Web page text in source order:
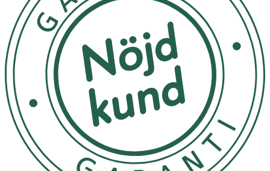
Ingredienser:
Glycerin, Sucrose, Brassica Campestris (Rapeseed) Seed
Oil, Silica, Aqua, Helianthus Annuus (Sunflower) Seed Oil,
Rosa Rubiginosa Seed Oil, Inulin, Tocopherol (Vitamin E),
Papain, Decyl Glucoside, Cocamidopropyl Betaine,
Maltodextrin, Lecithin, Hydroxyethylcellulose, Guar
Hydroxypropyltrimonium Chloride, Citric Acid, Sodium
Chloride, Alcohol, Dehydroacetic Acid, Sodium Benzoate,
Potassium Sorbate, Parfum, Benzyl Alcohol*,
Tetramethyl Acetyloctahydronaphthalenes*, Linalool*,
Linalyl Acetate*. *natural fragrance